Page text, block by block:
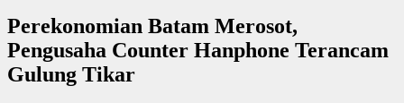
Perekonomian Batam Merosot,
Pengusaha Counter Hanphone Terancam
Gulung Tikar